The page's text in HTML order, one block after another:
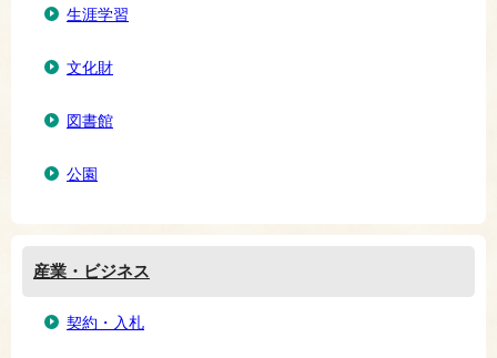
生涯学習
文化財
図書館
公園
産業・ビジネス
契約・入札